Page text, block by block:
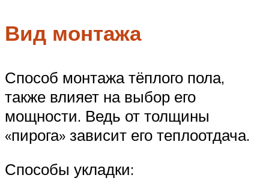
Вид монтажа
Способ монтажа тёплого пола,
также влияет на выбор его
мощности. Ведь от толщины
«пирога» зависит его теплоотдача.
Способы укладки: